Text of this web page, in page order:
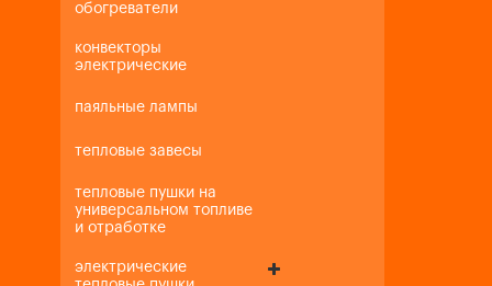
обогреватели
конвекторы
электрические
паяльные лампы
тепловые завесы
тепловые пушки на
универсальном топливе
и отработке
электрические